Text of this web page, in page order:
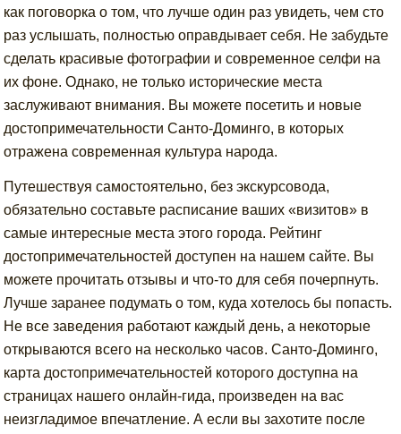
как поговорка о том, что лучше один раз увидеть, чем сто
раз услышать, полностью оправдывает себя. Не забудьте
сделать красивые фотографии и современное селфи на
их фоне. Однако, не только исторические места
заслуживают внимания. Вы можете посетить и новые
достопримечательности Санто-Доминго, в которых
отражена современная культура народа.
Путешествуя самостоятельно, без экскурсовода,
обязательно составьте расписание ваших «визитов» в
самые интересные места этого города. Рейтинг
достопримечательностей доступен на нашем сайте. Вы
можете прочитать отзывы и что-то для себя почерпнуть.
Лучше заранее подумать о том, куда хотелось бы попасть.
Не все заведения работают каждый день, а некоторые
открываются всего на несколько часов. Санто-Доминго,
карта достопримечательностей которого доступна на
страницах нашего онлайн-гида, произведен на вас
неизгладимое впечатление. А если вы захотите после